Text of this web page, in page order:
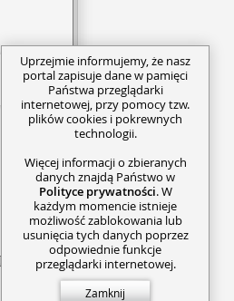
Uprzejmie informujemy, że nasz
portal zapisuje dane w pamięci
Państwa przeglądarki
internetowej, przy pomocy tzw.
plików cookies i pokrewnych
technologii.
Więcej informacji o zbieranych
danych znajdą Państwo w
Polityce prywatności. W
każdym momencie istnieje
możliwość zablokowania lub
usunięcia tych danych poprzez
odpowiednie funkcje
przeglądarki internetowej.
Zamknij